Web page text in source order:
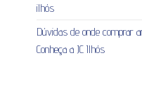
ilhós
Dúvidas de onde comprar
Conheça a JC Ilhós